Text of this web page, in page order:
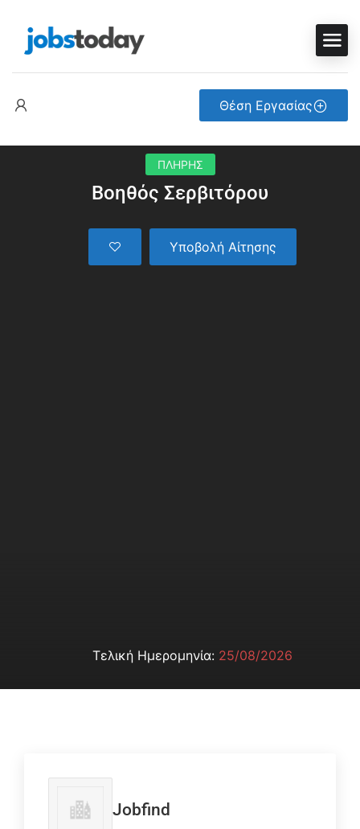
Θέση Εργασίας
ΠΛΗΡΗΣ
Βοηθός Σερβιτόρου
Υποβολή Αίτησης
Τελική Ημερομηνία: 25/08/2026
Jobfind